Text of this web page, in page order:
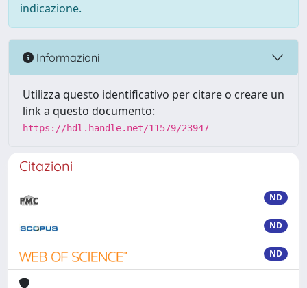
indicazione.
Informazioni
Utilizza questo identificativo per citare o creare un
link a questo documento:
https://hdl.handle.net/11579/23947
Citazioni
ND
ND
ND